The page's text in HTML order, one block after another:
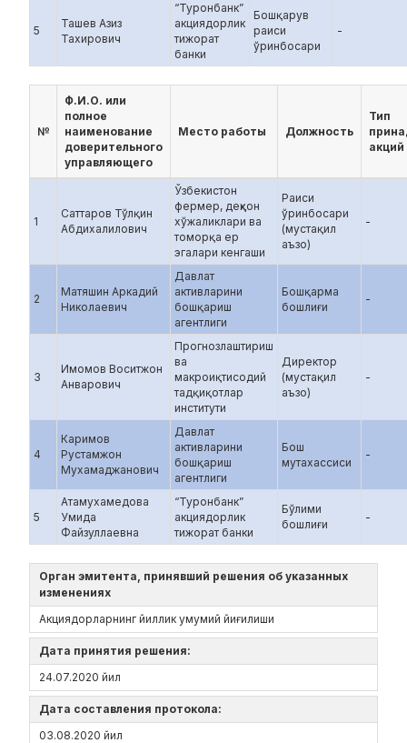
5
Ташев Азиз
Тахирович
“Туронбанк”
акциядорлик
тижорат
банки
Бошқарув
раиси
ўринбосари
-
№
Ф.И.О. или
полное
наименование
доверительного
управляющего
Место работы Должность
Тип
акций
1
Саттаров Тўлқин
Абдихалилович
Ўзбекистон
фермер, деҳқон
хўжаликлари ва
томорқа ер
эгалари кенгаши
Раиси
ўринбосари
(мустақил
аъзо)
-
2
Матяшин Аркадий
Николаевич
Давлат
активларини
бошқариш
агентлиги
Бошқарма
бошлиғи
-
3
Имомов Воситжон
Анварович
Прогнозлаштириш
ва
макроиқтисодий
тадқиқотлар
институти
Директор
(мустақил
аъзо)
-
4
Каримов
Рустамжон
Мухамаджанович
Давлат
активларини
бошқариш
агентлиги
Бош
мутахассиси
-
5
Атамухамедова
Умида
Файзуллаевна
“Туронбанк”
акциядорлик
тижорат банки
Бўлими
бошлиғи
-
Орган эмитента, принявший решения об указанных
изменениях
Акциядорларнинг йиллик умумий йиғилиши
Дата принятия решения:
24.07.2020 йил
Дата составления протокола:
03.08.2020 йил